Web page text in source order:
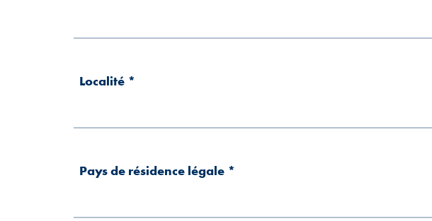
Localité *
Pays de résidence légale *